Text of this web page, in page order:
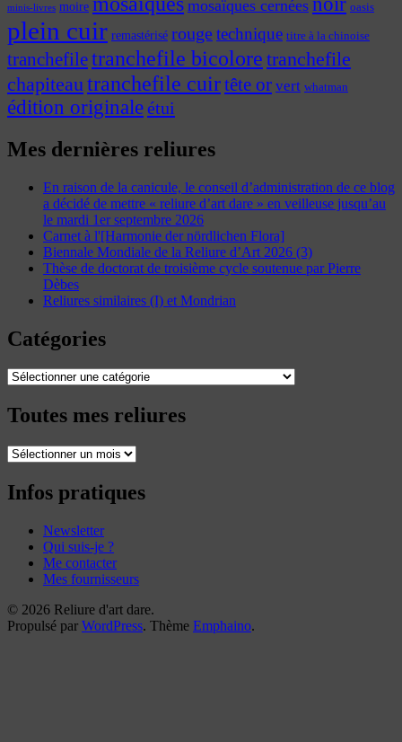
minis-livres moire mosaïques cernées oasis
plein cuir remastérisé rougetechnique titre à la chinoise
tranchefiletranchefile bicolore tranchefile
chapiteau tranchefile cuirtête or vert whatman
édition originaleétui
Mes dernières reliures
En raison de la canicule, le conseil d’administration de ce blog
a décidé de mettre « reliure d’art dare » en veilleuse jusqu’au
le mardi 1er septembre 2026
Carnet à l'[Harmonie der nördlichen Flora]
Biennale Mondiale de la Reliure d’Art 2026 (3)
Thèse de doctorat de troisième cycle soutenue par Pierre
Dèbes
Reliures similaires (I) et Mondrian
Catégories
Catégories
Toutes mes reliures
Toutes
reliures
Infos pratiques
Newsletter
Qui suis-je ?
Me contacter
Mes fournisseurs
© 2026 Reliure d'art dare.
Propulsé par WordPress. Thème Emphaino.